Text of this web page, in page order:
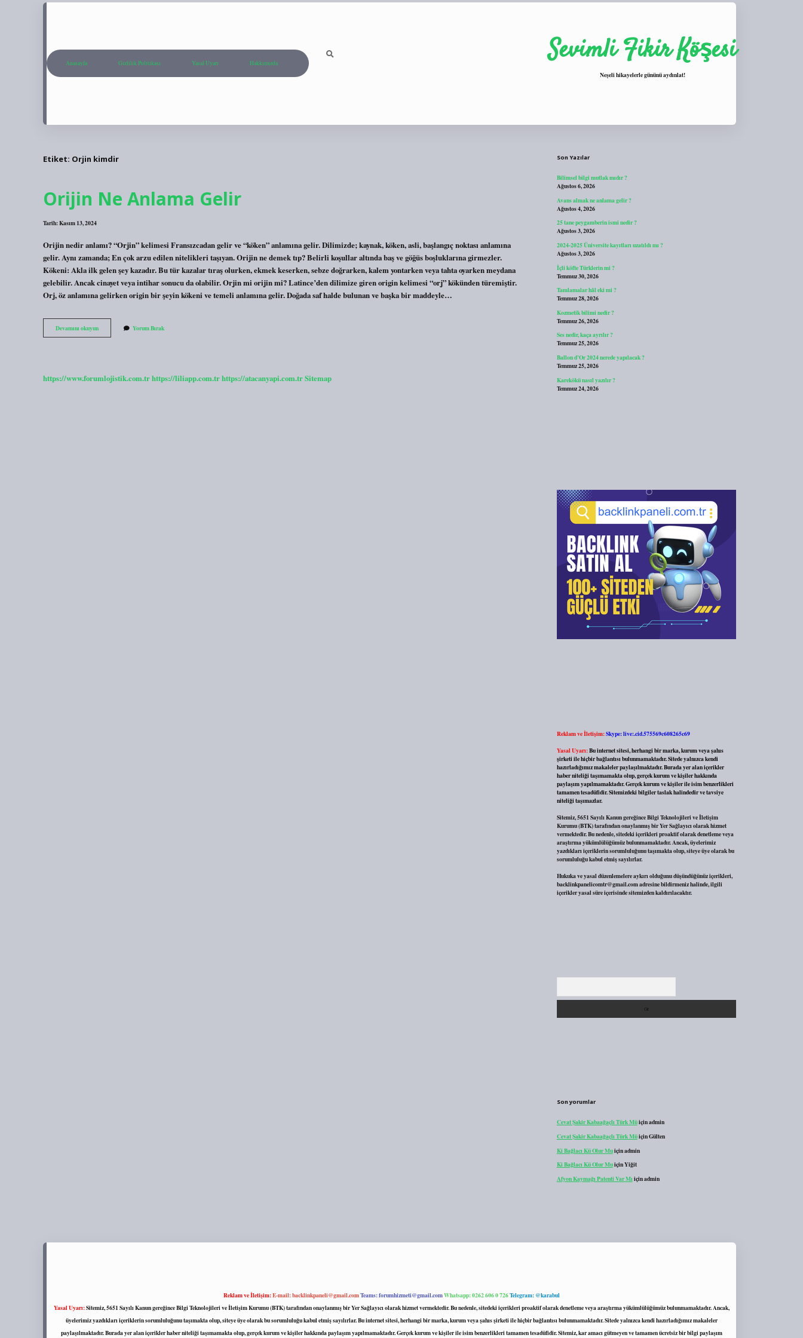
Anasayfa Gizlilik Politikası Yasal Uyarı Hakkımızda Sevimli Fikir Köşesi
Neşeli hikayelerle gününü aydınlat!
Etiket: Orjin kimdir
Orijin Ne Anlama Gelir
Tarih: Kasım 13, 2024
Orijin nedir anlamı? “Orjin” kelimesi Fransızcadan gelir ve “köken” anlamına gelir. Dilimizde; kaynak, köken, asli, başlangıç ​​noktası anlamına
gelir. Aynı zamanda; En çok arzu edilen nitelikleri taşıyan. Orijin ne demek tıp? Belirli koşullar altında baş ve göğüs boşluklarına girmezler.
Kökeni: Akla ilk gelen şey kazadır. Bu tür kazalar tıraş olurken, ekmek keserken, sebze doğrarken, kalem yontarken veya tahta oyarken meydana
gelebilir. Ancak cinayet veya intihar sonucu da olabilir. Orjin mi orijin mi? Latince’den dilimize giren origin kelimesi “orj” kökünden türemiştir.
Orj, öz anlamına gelirken origin bir şeyin kökeni ve temeli anlamına gelir. Doğada saf halde bulunan ve başka bir maddeyle…
Devamını okuyunOrijin
Ne
Yorum Bırak
https://www.forumlojistik.com.trhttps://liliapp.com.trhttps://atacanyapi.com.trSitemap
Son Yazılar
Bilimsel bilgi mutlak mıdır ?
Ağustos 6, 2026
Avans almak ne anlama gelir ?
Ağustos 4, 2026
25 tane peygamberin ismi nedir ?
Ağustos 3, 2026
2024-2025 Üniversite kayıtları uzatıldı mı ?
Ağustos 3, 2026
İçli köfte Türklerin mi ?
Temmuz 30, 2026
Tamlamalar hâl eki mi ?
Temmuz 28, 2026
Kozmetik bilimi nedir ?
Temmuz 26, 2026
Ses nedir, kaça ayrılır ?
Temmuz 25, 2026
Ballon d’Or 2024 nerede yapılacak ?
Temmuz 25, 2026
Karekökü nasıl yazılır ?
Temmuz 24, 2026
Reklam ve İletişim:Skype: live:.cid.575569c608265c69
Yasal Uyarı:Bu internet sitesi, herhangi bir marka, kurum veya şahıs
şirketi ile hiçbir bağlantısı bulunmamaktadır. Sitede yalnızca kendi
hazırladığımız makaleler paylaşılmaktadır. Burada yer alan içerikler
haber niteliği taşımamakta olup, gerçek kurum ve kişiler hakkında
paylaşım yapılmamaktadır. Gerçek kurum ve kişiler ile isim benzerlikleri
tamamen tesadüfidir. Sitemizdeki bilgiler taslak halindedir ve tavsiye
niteliği taşımazlar.
Sitemiz, 5651 Sayılı Kanun gereğince Bilgi Teknolojileri ve İletişim
Kurumu (BTK) tarafından onaylanmış bir Yer Sağlayıcı olarak hizmet
vermektedir. Bu nedenle, sitedeki içerikleri proaktif olarak denetleme veya
araştırma yükümlülüğümüz bulunmamaktadır. Ancak, üyelerimiz
yazdıkları içeriklerin sorumluluğunu taşımakta olup, siteye üye olarak bu
sorumluluğu kabul etmiş sayılırlar.
Hukuka ve yasal düzenlemelere aykırı olduğunu düşündüğünüz içerikleri,
backlinkpanelicomtr@gmail.comadresine bildirmeniz halinde, ilgili
içerikler yasal süre içerisinde sitemizden kaldırılacaktır.
Son yorumlar
Cevat Şakir Kabaağaçlı Türk Müiçinadmin
Cevat Şakir Kabaağaçlı Türk MüiçinGülten
Ki Bağlacı Kü Olur Muiçinadmin
Ki Bağlacı Kü Olur MuiçinYiğit
Afyon Kaymağı Patenti Var Mı içinadmin
Reklam ve İletişim:E-mail:backlinkpaneli@gmail.comTeams:forumhizmeti@gmail.comWhatsapp: 0262 606 0 726Telegram: @karabul
Yasal Uyarı:Sitemiz, 5651 Sayılı Kanun gereğince Bilgi Teknolojileri ve İletişim Kurumu (BTK) tarafından onaylanmış bir Yer Sağlayıcı olarak hizmet vermektedir. Bu nedenle, sitedeki içerikleri proaktif olarak denetleme veya araştırma yükümlülüğümüz bulunmamaktadır. Ancak,
üyelerimiz yazdıkları içeriklerin sorumluluğunu taşımakta olup, siteye üye olarak bu sorumluluğu kabul etmiş sayılırlar. Bu internet sitesi, herhangi bir marka, kurum veya şahıs şirketi ile hiçbir bağlantısı bulunmamaktadır. Sitede yalnızca kendi hazırladığımız makaleler
paylaşılmaktadır. Burada yer alan içerikler haber niteliği taşımamakta olup, gerçek kurum ve kişiler hakkında paylaşım yapılmamaktadır. Gerçek kurum ve kişiler ile isim benzerlikleri tamamen tesadüfidir. Sitemiz, kar amacı gütmeyen ve tamamen ücretsiz bir bilgi paylaşım